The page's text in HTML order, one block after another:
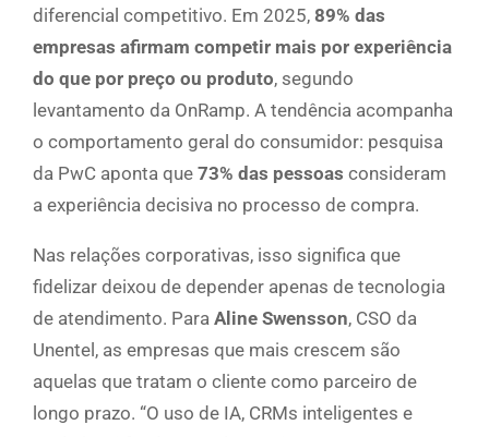
diferencial competitivo. Em 2025, 89% das
empresas afirmam competir mais por experiência
do que por preço ou produto, segundo
levantamento da OnRamp. A tendência acompanha
o comportamento geral do consumidor: pesquisa
da PwC aponta que 73% das pessoas consideram
a experiência decisiva no processo de compra.
Nas relações corporativas, isso significa que
fidelizar deixou de depender apenas de tecnologia
de atendimento. Para Aline Swensson, CSO da
Unentel, as empresas que mais crescem são
aquelas que tratam o cliente como parceiro de
longo prazo. “O uso de IA, CRMs inteligentes e